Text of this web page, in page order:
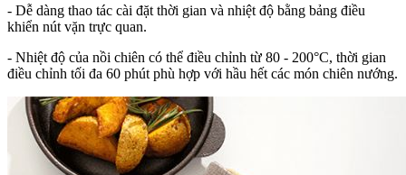
- Dễ dàng thao tác cài đặt thời gian và nhiệt độ bằng bảng điều
khiển nút vặn trực quan.
- Nhiệt độ của nồi chiên có thể điều chỉnh từ 80 - 200°C, thời gian
điều chỉnh tối đa 60 phút phù hợp với hầu hết các món chiên nướng.